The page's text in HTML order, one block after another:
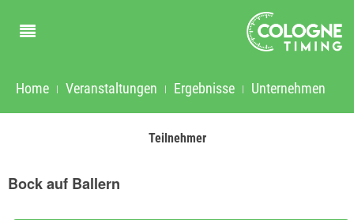
Home Veranstaltungen Ergebnisse Unternehmen
Teilnehmer
Bock auf Ballern